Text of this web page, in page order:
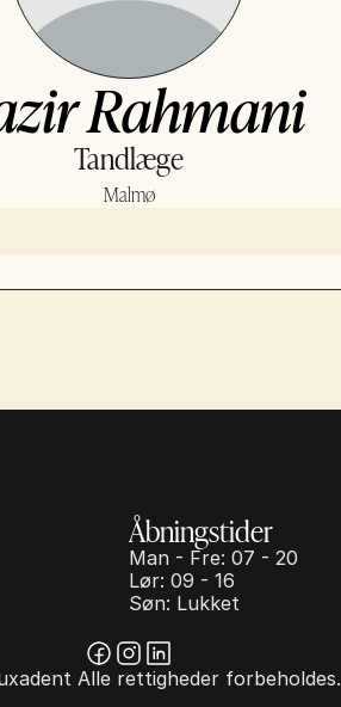
Rahmani
Tandlæge
Malmø
Åbningstider
Man - Fre: 07 - 20
Lør: 09 - 16
Søn: Lukket
Alle rettigheder forbeholdes.